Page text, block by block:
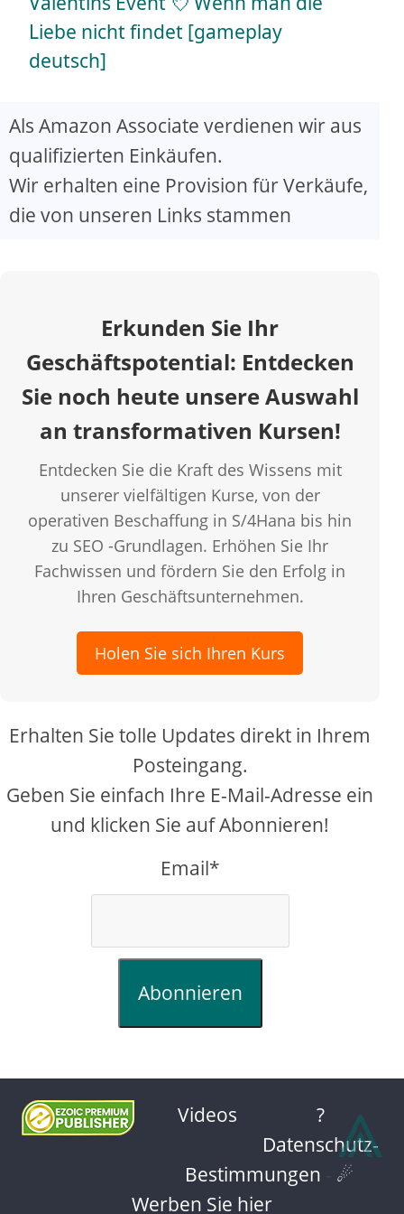
V
i
d
o
Liebe nicht findet [gameplay
deutsch]
Als Amazon Associate verdienen wir aus
qualifizierten Einkäufen.
Wir erhalten eine Provision für Verkäufe,
die von unseren Links stammen
Erkunden Sie Ihr
Geschäftspotential: Entdecken
Sie noch heute unsere Auswahl
an transformativen Kursen!
Entdecken Sie die Kraft des Wissens mit
unserer vielfältigen Kurse, von der
operativen Beschaffung in S/4Hana bis hin
zu SEO -Grundlagen. Erhöhen Sie Ihr
Fachwissen und fördern Sie den Erfolg in
Ihren Geschäftsunternehmen.
Holen Sie sich Ihren Kurs
Erhalten Sie tolle Updates direkt in Ihrem
Posteingang.
Geben Sie einfach Ihre E-Mail-Adresse ein
und klicken Sie auf Abonnieren!
Email*
Abonnieren
Videos
?
Datenschutz-
Bestimmungen
☄
Werben Sie hier
⩓